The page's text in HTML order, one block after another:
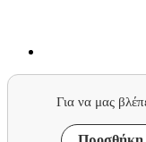
Για να μας